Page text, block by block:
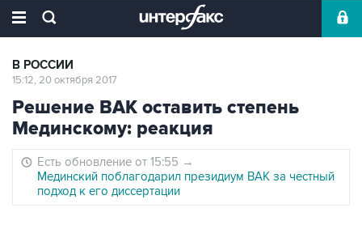
В РОССИИ
15:12, 20 октября 2017
Решение ВАК оставить степень
Мединскому: реакция
Есть обновление от 15:55 →
Мединский поблагодарил президиум ВАК за честный
подход к его диссертации